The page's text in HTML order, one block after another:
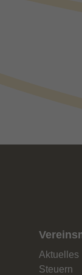
Aktuelles
Steuern